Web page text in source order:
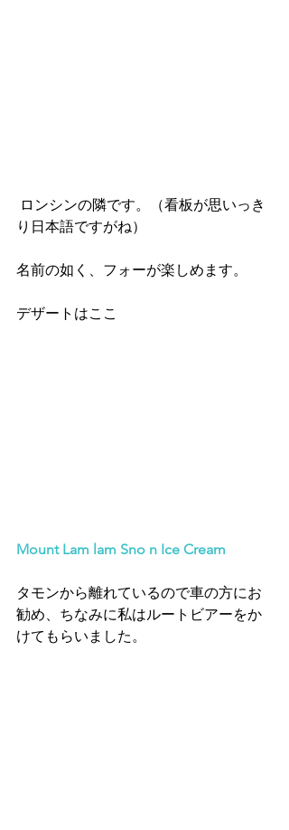
り日本語ですがね）
名前の如く、フォーが楽しめます。
デザートはここ
Mount Lam lam Sno n Ice Cream
タモンから離れているので車の方にお
勧め、ちなみに私はルートビアーをか
けてもらいました。